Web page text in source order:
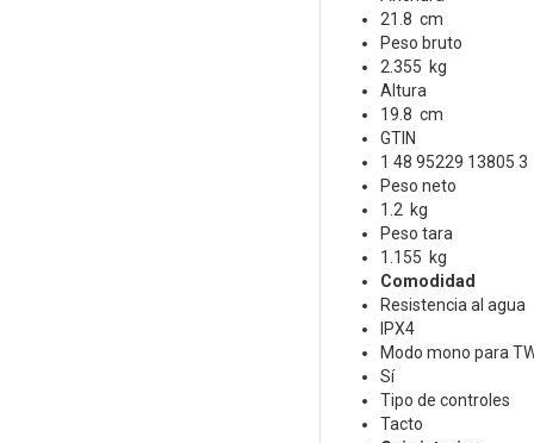
21.8 cm
Peso bruto
2.355 kg
Altura
19.8 cm
GTIN
1 48 95229 13805 3
Peso neto
1.2 kg
Peso tara
1.155 kg
Comodidad
Resistencia al agua
IPX4
Modo mono para
Sí
Tipo de controles
Tacto